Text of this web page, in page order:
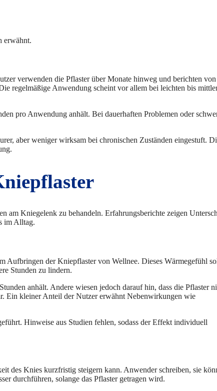
erwähnt.
verwenden die Pflaster über Monate hinweg und berichten
regelmäßige Anwendung scheint vor allem bei leichten bis
pro Anwendung anhält. Bei dauerhaften Problemen oder
aber weniger wirksam bei chronischen Zuständen eingestuft.
am Kniegelenk zu behandeln. Erfahrungsberichte zeigen
im Alltag.
Aufbringen der Kniepflaster von Wellnee. Dieses Wärmegefühl
Stunden zu lindern.
anhält. Andere wiesen jedoch darauf hin, dass die Pflaster
Ein kleiner Anteil der Nutzer erwähnt Nebenwirkungen wie
Hinweise aus Studien fehlen, sodass der Effekt individuell
des Knies kurzfristig steigern kann. Anwender schreiben, sie
durchführen, solange das Pflaster getragen wird.